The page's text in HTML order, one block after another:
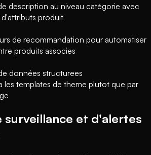
description au niveau catégorie avec
produit
de recommandation pour automatiser
produits associes
données structurees
les templates de theme plutot que par
surveillance et d'alertes